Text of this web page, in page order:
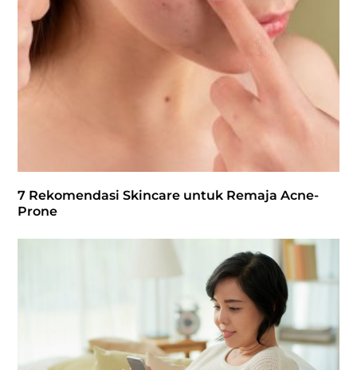
7 Rekomendasi Skincare untuk Remaja Acne-
Prone